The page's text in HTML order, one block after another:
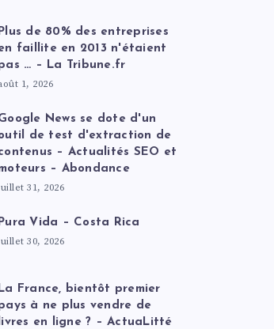
de 80% des entreprises
faillite en 2013 n'étaient
… – La Tribune.fr
1, 2026
News se dote d'un
de test d'extraction de
– Actualités SEO et
– Abondance
31, 2026
Vida – Costa Rica
30, 2026
France, bientôt premier
à ne plus vendre de
en ligne ? – ActuaLitté